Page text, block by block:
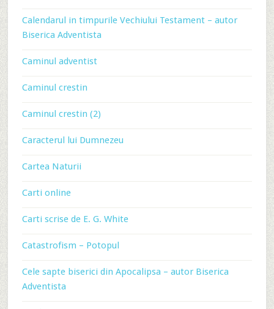
Calendarul in timpurile Vechiului Testament – autor
Biserica Adventista
Caminul adventist
Caminul crestin
Caminul crestin (2)
Caracterul lui Dumnezeu
Cartea Naturii
Carti online
Carti scrise de E. G. White
Catastrofism – Potopul
Cele sapte biserici din Apocalipsa – autor Biserica
Adventista